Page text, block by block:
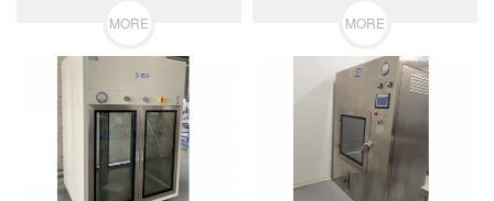
MORE MORE